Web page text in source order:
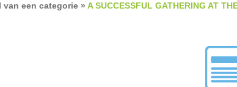
van een categorie » A SUCCESSFUL GATHERING AT